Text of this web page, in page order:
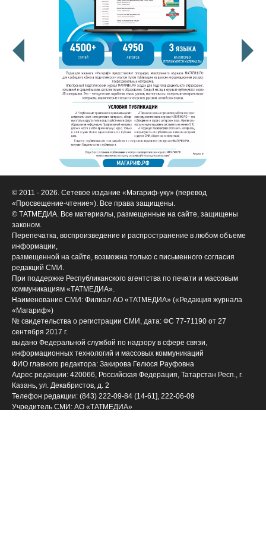
© 2011 - 2026. Сетевое издание «Мәгариф-уку» (перевод
«Просвещение-чтение»). Все права защищены.
© ТАТМЕДИА. Все материалы, размещенные на сайте, защищены
законом.
Перепечатка, воспроизведение и распространение в любом объеме
информации,
размещенной на сайте, возможна только с письменного согласия
редакций СМИ.
При поддержке Республиканского агентства по печати и массовым
коммуникациям «ТАТМЕДИА».
Наименование СМИ: Филиал АО «ТАТМЕДИА» («Редакция журнала
«Магариф»)
№ свидетельства о регистрации СМИ, дата: ФС 77-71190 от 27
сентября 2017 г.
выдано Федеральной службой по надзору в сфере связи,
информационных технологий и массовых коммуникаций
ФИО главного редактора: Закирова Гелюся Рауфовна
Адрес редакции: 420066, Российская Федерация, Татарстан Респ., г.
Казань, ул. Декабристов, д. 2
Телефон редакции: (843) 222-09-84 (14-61], 222-06-09
Учредитель СМИ: АО «ТАТМЕДИА»